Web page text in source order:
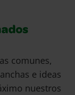
comunes,
e ideas
nuestros